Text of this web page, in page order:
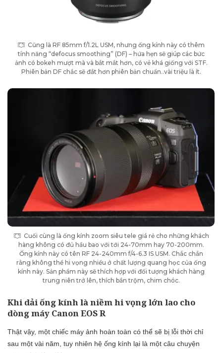
Cũng là RF 85mm f/1.2L USM, nhưng ống kính này có thêm
tính năng “defocus smoothing” (DF) – hứa hẹn sẽ giúp các bức
ảnh có bokeh mượt mà và bắt mắt hơn, có vẻ khá giống với STF.
Phiên bản DF chắc sẽ đắt hơn phiên bản chuẩn..vài triệu là ít.
Cuối cùng là ống kính zoom siêu tele giá rẻ cho những khách
hàng không có đủ hầu bao với tới 24-70mm hay 70-200mm.
Ống kính này có tên RF 24-240mm f/4-6.3 IS USM. Chắc chắn
rằng không thể hi vọng nhiều ở chất lượng quang học của ống
kính này. Sản phẩm này sẽ thích hợp với đối tượng khách hàng
trung niên trở lên, thích bắn trộm, chim chóc.
Khi dải ống kính là niềm hi vọng lớn lao cho
dòng máy Canon EOS R
Thật vậy, một chiếc máy ảnh hoàn toàn có thể sẽ bị lỗi thời chỉ
sau một vài năm, tuy nhiên hệ ống kính lại là một câu chuyện